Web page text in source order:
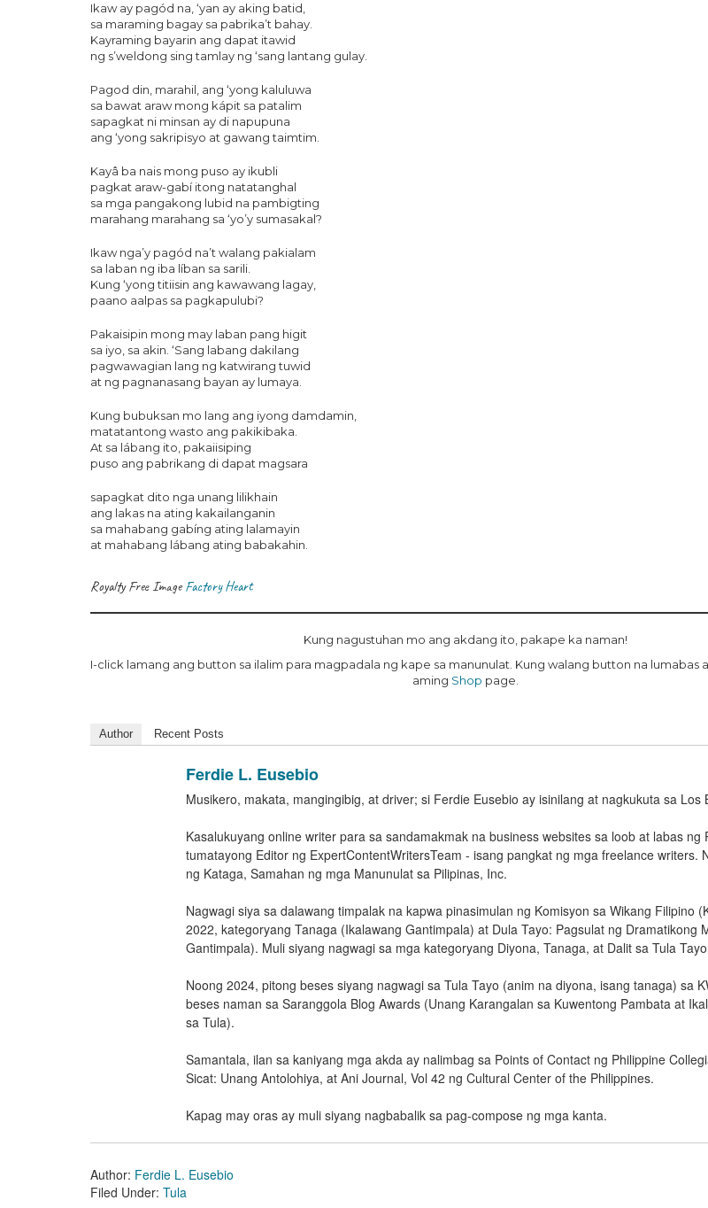
Ikaw ay pagód na, ‘yan ay aking batid,
sa maraming bagay sa pabrika’t bahay.
Kayraming bayarin ang dapat itawid
ng s’weldong sing tamlay ng ‘sang lantang gulay.
Pagod din, marahil, ang ‘yong kaluluwa
sa bawat araw mong kápit sa patalim
sapagkat ni minsan ay di napupuna
ang ‘yong sakripisyo at gawang taimtim.
Kayâ ba nais mong puso ay ikubli
pagkat araw-gabí itong natatanghal
sa mga pangakong lubid na pambigting
marahang marahang sa ‘yo’y sumasakal?
Ikaw nga’y pagód na’t walang pakialam
sa laban ng iba líban sa sarili.
Kung ‘yong titiisin ang kawawang lagay,
paano aalpas sa pagkapulubi?
Pakaisipin mong may laban pang higit
sa iyo, sa akin. ‘Sang labang dakilang
pagwawagian lang ng katwirang tuwid
at ng pagnanasang bayan ay lumaya.
Kung bubuksan mo lang ang iyong damdamin,
matatantong wasto ang pakikibaka.
At sa lábang ito, pakaiisiping
puso ang pabrikang di dapat magsara
sapagkat dito nga unang lilikhain
ang lakas na ating kakailanganin
sa mahabang gabíng ating lalamayin
at mahabang lábang ating babakahin.
Royalty Free Image Factory Heart
Kung nagustuhan mo ang akdang ito, pakape ka naman!
I-click lamang ang button sa ilalim para magpadala ng kape sa manunulat. Kung walang button na lumabas
aming Shop page.
Author Recent Posts
Ferdie L. Eusebio
Musikero, makata, mangingibig, at driver; si Ferdie Eusebio ay isinilang at nagkukuta sa Los
Kasalukuyang online writer para sa sandamakmak na business websites sa loob at labas ng
tumatayong Editor ng ExpertContentWritersTeam - isang pangkat ng mga freelance writers.
ng Kataga, Samahan ng mga Manunulat sa Pilipinas, Inc.
Nagwagi siya sa dalawang timpalak na kapwa pinasimulan ng Komisyon sa Wikang Filipino
2022, kategoryang Tanaga (Ikalawang Gantimpala) at Dula Tayo: Pagsulat ng Dramatikong
Gantimpala). Muli siyang nagwagi sa mga kategoryang Diyona, Tanaga, at Dalit sa Tula
Noong 2024, pitong beses siyang nagwagi sa Tula Tayo (anim na diyona, isang tanaga) sa
beses naman sa Saranggola Blog Awards (Unang Karangalan sa Kuwentong Pambata at
sa Tula).
Samantala, ilan sa kaniyang mga akda ay nalimbag sa Points of Contact ng Philippine
Sicat: Unang Antolohiya, at Ani Journal, Vol 42 ng Cultural Center of the Philippines.
Kapag may oras ay muli siyang nagbabalik sa pag-compose ng mga kanta.
Author: Ferdie L. Eusebio
Filed Under: Tula